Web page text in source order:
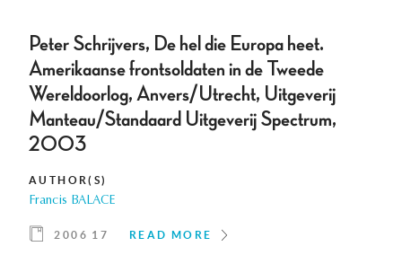
Peter Schrijvers, De hel die Europa heet.
Amerikaanse frontsoldaten in de Tweede
Wereldoorlog, Anvers/Utrecht, Uitgeverij
Manteau/Standaard Uitgeverij Spectrum,
2003
AUTHOR(S)
Francis BALACE
2006 17 READ MORE